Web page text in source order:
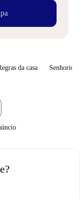
da casa Senhorio